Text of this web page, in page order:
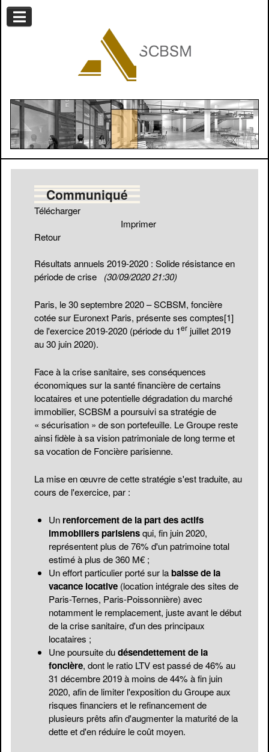
Communiqué
Télécharger
Imprimer
Retour
Résultats annuels 2019-2020 : Solide résistance en
période de crise (30/09/2020 21:30)
Paris, le 30 septembre 2020 – SCBSM, foncière
cotée sur Euronext Paris, présente ses comptes[1]
de l'exercice 2019-2020 (période du 1er juillet 2019
au 30 juin 2020).
Face à la crise sanitaire, ses conséquences
économiques sur la santé financière de certains
locataires et une potentielle dégradation du marché
immobilier, SCBSM a poursuivi sa stratégie de
« sécurisation » de son portefeuille. Le Groupe reste
ainsi fidèle à sa vision patrimoniale de long terme et
sa vocation de Foncière parisienne.
La mise en œuvre de cette stratégie s'est traduite, au
cours de l'exercice, par :
Un renforcement de la part des actifs
immobiliers parisiensqui, fin juin 2020,
représentent plus de 76% d'un patrimoine total
estimé à plus de 360 M€ ;
Un effort particulier porté sur labaisse de la
vacance locative (location intégrale des sites de
Paris-Ternes, Paris-Poissonnière) avec
notamment le remplacement, juste avant le début
de la crise sanitaire, d'un des principaux
locataires ;
Une poursuite dudésendettement de la
foncière, dont le ratio LTV est passé de 46% au
31 décembre 2019 à moins de 44% à fin juin
2020, afin de limiter l'exposition du Groupe aux
risques financiers et le refinancement de
plusieurs prêts afin d'augmenter la maturité de la
dette et d'en réduire le coût moyen.